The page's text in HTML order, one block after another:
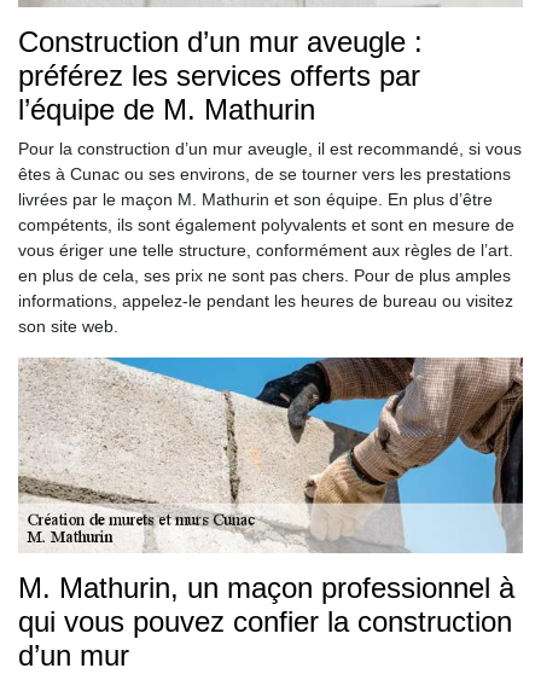
Construction d’un mur aveugle :
préférez les services offerts par
l’équipe de M. Mathurin
Pour la construction d’un mur aveugle, il est recommandé, si vous
êtes à Cunac ou ses environs, de se tourner vers les prestations
livrées par le maçon M. Mathurin et son équipe. En plus d’être
compétents, ils sont également polyvalents et sont en mesure de
vous ériger une telle structure, conformément aux règles de l’art.
en plus de cela, ses prix ne sont pas chers. Pour de plus amples
informations, appelez-le pendant les heures de bureau ou visitez
son site web.
M. Mathurin, un maçon professionnel à
qui vous pouvez confier la construction
d’un mur